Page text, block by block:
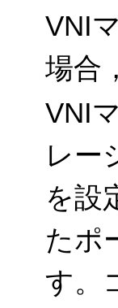
VNI
場合
VNI
レー
を設
たポ
す。